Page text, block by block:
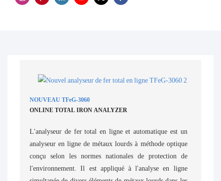
NOUVEAU TFeG-3060
ONLINE TOTAL IRON ANALYZER
L'analyseur de fer total en ligne et automatique est un
analyseur en ligne de métaux lourds à méthode optique
conçu selon les normes nationales de protection de
l'environnement. Il est appliqué à l'analyse en ligne